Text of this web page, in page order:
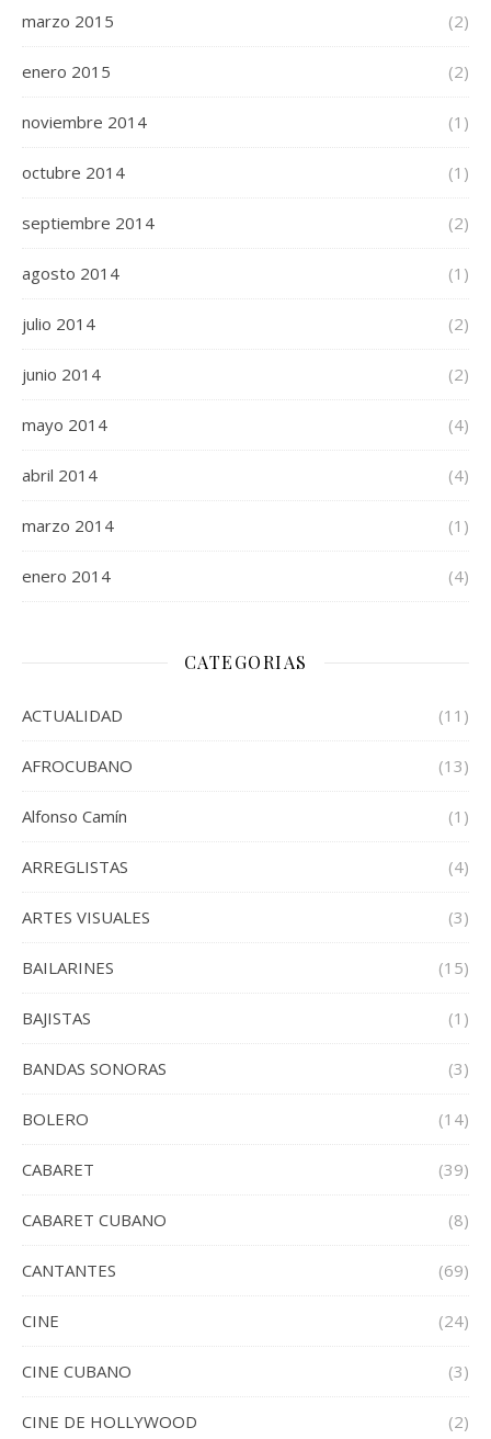
marzo 2015 (2)
enero 2015 (2)
noviembre 2014 (1)
octubre 2014 (1)
septiembre 2014 (2)
agosto 2014 (1)
julio 2014 (2)
junio 2014 (2)
mayo 2014 (4)
abril 2014 (4)
marzo 2014 (1)
enero 2014 (4)
CATEGORIAS
ACTUALIDAD (11)
AFROCUBANO (13)
Alfonso Camín (1)
ARREGLISTAS (4)
ARTES VISUALES (3)
BAILARINES (15)
BAJISTAS (1)
BANDAS SONORAS (3)
BOLERO (14)
CABARET (39)
CABARET CUBANO (8)
CANTANTES (69)
CINE (24)
CINE CUBANO (3)
CINE DE HOLLYWOOD (2)